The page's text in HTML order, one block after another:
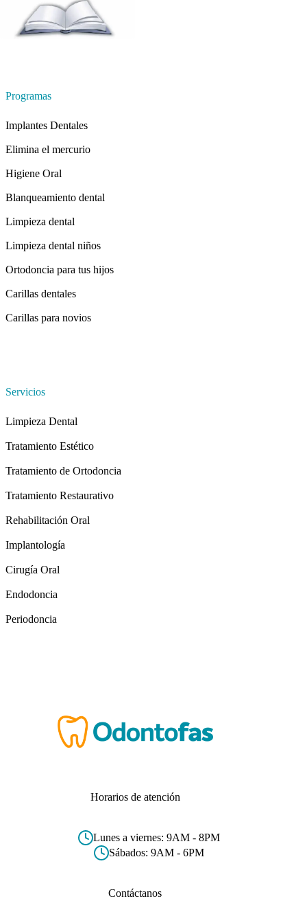
Programas
Implantes Dentales
Elimina el mercurio
Higiene Oral
Blanqueamiento dental
Limpieza dental
Limpieza dental niños
Ortodoncia para tus hijos
Carillas dentales
Carillas para novios
Servicios
Limpieza Dental
Tratamiento Estético
Tratamiento de Ortodoncia
Tratamiento Restaurativo
Rehabilitación Oral
Implantología
Cirugía Oral
Endodoncia
Periodoncia
Horarios de atención
Lunes a viernes: 9AM - 8PM
Sábados: 9AM - 6PM
Contáctanos